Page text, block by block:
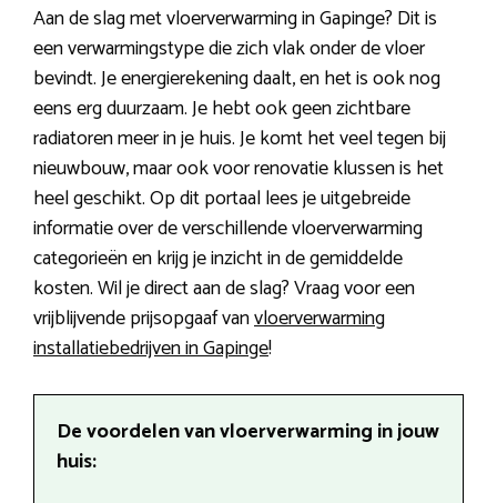
Aan de slag met vloerverwarming in Gapinge? Dit is
een verwarmingstype die zich vlak onder de vloer
bevindt. Je energierekening daalt, en het is ook nog
eens erg duurzaam. Je hebt ook geen zichtbare
radiatoren meer in je huis. Je komt het veel tegen bij
nieuwbouw, maar ook voor renovatie klussen is het
heel geschikt. Op dit portaal lees je uitgebreide
informatie over de verschillende vloerverwarming
categorieën en krijg je inzicht in de gemiddelde
kosten. Wil je direct aan de slag? Vraag voor een
vrijblijvende prijsopgaaf vanvloerverwarming
installatiebedrijven in Gapinge!
De voordelen van vloerverwarming in jouw
huis: